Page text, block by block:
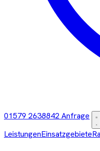
01579 2638842 Anfrage
LeistungenEinsatzgebiete